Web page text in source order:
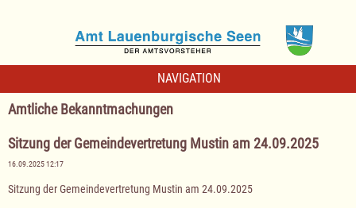
NAVIGATION
Amtliche Bekanntmachungen
Sitzung der Gemeindevertretung Mustin am 24.09.2025
16.09.2025 12:17
Sitzung der Gemeindevertretung Mustin am 24.09.2025